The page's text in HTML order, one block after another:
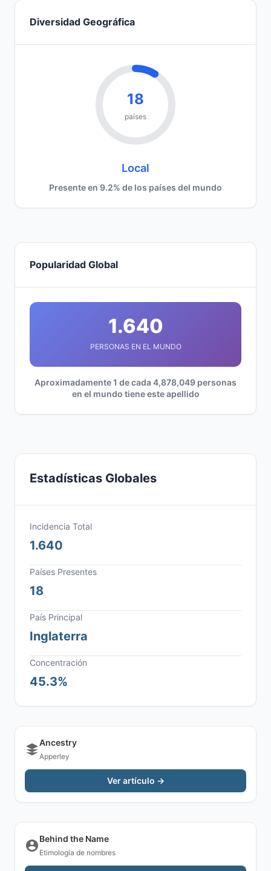
Diversidad Geográfica
18
países
Local
Presente en 9.2% de los países del mundo
Popularidad Global
1.640
PERSONAS EN EL MUNDO
Aproximadamente 1 de cada 4,878,049 personas
en el mundo tiene este apellido
Estadísticas Globales
Incidencia Total
1.640
Países Presentes
18
País Principal
Inglaterra
Concentración
45.3%
Ancestry
Apperley
Ver artículo →
Behind the Name
Etimología de nombres